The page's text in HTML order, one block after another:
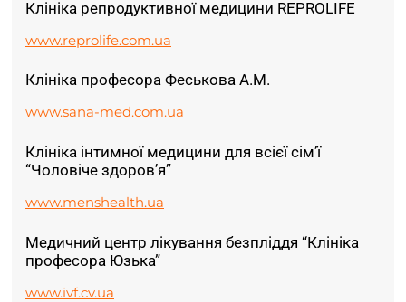
Клініка репродуктивної медицини REPROLIFE
www.reprolife.com.ua
Клініка професора Феськова А.М.
www.sana-med.com.ua
Клініка інтимної медицини для всієї сім’ї
“Чоловіче здоров’я”
www.menshealth.ua
Медичний центр лікування безпліддя “Клініка
професора Юзька”
www.ivf.cv.ua